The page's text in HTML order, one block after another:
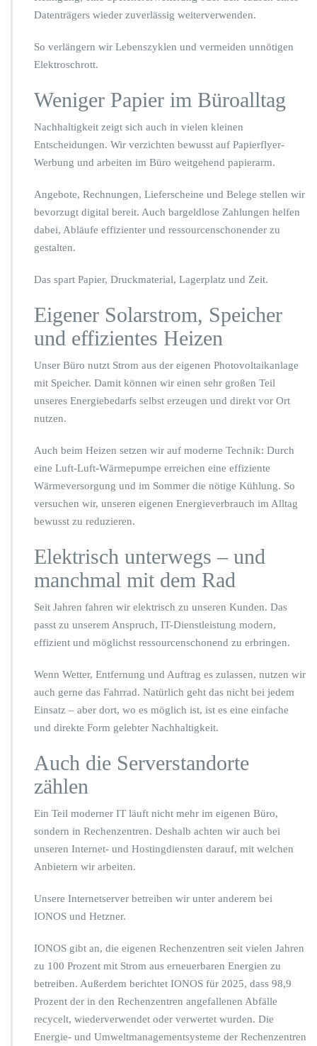
Datenträgers wieder zuverlässig weiterverwenden.
So verlängern wir Lebenszyklen und vermeiden unnötigen
Elektroschrott.
Weniger Papier im Büroalltag
Nachhaltigkeit zeigt sich auch in vielen kleinen
Entscheidungen. Wir verzichten bewusst auf Papierflyer-
Werbung und arbeiten im Büro weitgehend papierarm.
Angebote, Rechnungen, Lieferscheine und Belege stellen wir
bevorzugt digital bereit. Auch bargeldlose Zahlungen helfen
dabei, Abläufe effizienter und ressourcenschonender zu
gestalten.
Das spart Papier, Druckmaterial, Lagerplatz und Zeit.
Eigener Solarstrom, Speicher
und effizientes Heizen
Unser Büro nutzt Strom aus der eigenen Photovoltaikanlage
mit Speicher. Damit können wir einen sehr großen Teil
unseres Energiebedarfs selbst erzeugen und direkt vor Ort
nutzen.
Auch beim Heizen setzen wir auf moderne Technik: Durch
eine Luft-Luft-Wärmepumpe erreichen eine effiziente
Wärmeversorgung und im Sommer die nötige Kühlung. So
versuchen wir, unseren eigenen Energieverbrauch im Alltag
bewusst zu reduzieren.
Elektrisch unterwegs – und
manchmal mit dem Rad
Seit Jahren fahren wir elektrisch zu unseren Kunden. Das
passt zu unserem Anspruch, IT-Dienstleistung modern,
effizient und möglichst ressourcenschonend zu erbringen.
Wenn Wetter, Entfernung und Auftrag es zulassen, nutzen wir
auch gerne das Fahrrad. Natürlich geht das nicht bei jedem
Einsatz – aber dort, wo es möglich ist, ist es eine einfache
und direkte Form gelebter Nachhaltigkeit.
Auch die Serverstandorte
zählen
Ein Teil moderner IT läuft nicht mehr im eigenen Büro,
sondern in Rechenzentren. Deshalb achten wir auch bei
unseren Internet- und Hostingdiensten darauf, mit welchen
Anbietern wir arbeiten.
Unsere Internetserver betreiben wir unter anderem bei
IONOS und Hetzner.
IONOS gibt an, die eigenen Rechenzentren seit vielen Jahren
zu 100 Prozent mit Strom aus erneuerbaren Energien zu
betreiben. Außerdem berichtet IONOS für 2025, dass 98,9
Prozent der in den Rechenzentren angefallenen Abfälle
recycelt, wiederverwendet oder verwertet wurden. Die
Energie- und Umweltmanagementsysteme der Rechenzentren